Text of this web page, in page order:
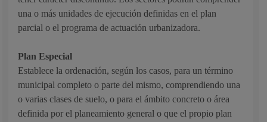
una o más unidades de ejecución definidas en el plan
parcial o el programa de actuación urbanizadora.
Plan Especial
Establece la ordenación, según los casos, para un término
municipal completo o parte del mismo, comprendiendo una
o varias clases de suelo, o para el ámbito concreto o área
definida por el planeamiento general o que el propio plan